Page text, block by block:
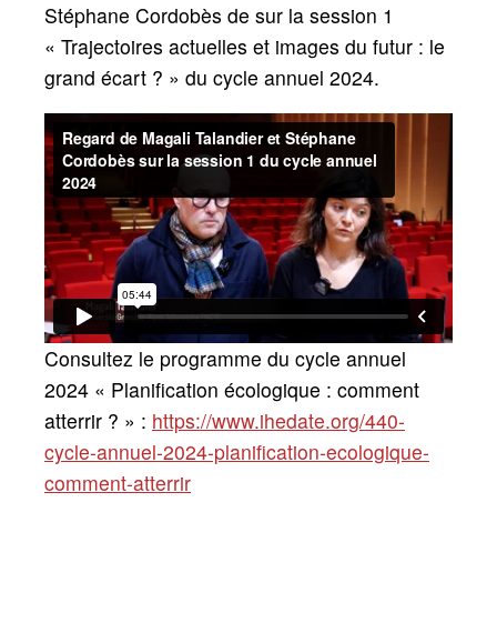
Stéphane Cordobès de sur la session 1
« Trajectoires actuelles et images du futur : le
grand écart ? » du cycle annuel 2024.
Consultez le programme du cycle annuel
2024 « Planification écologique : comment
atterrir ? » : https://www.ihedate.org/440-
cycle-annuel-2024-planification-ecologique-
comment-atterrir